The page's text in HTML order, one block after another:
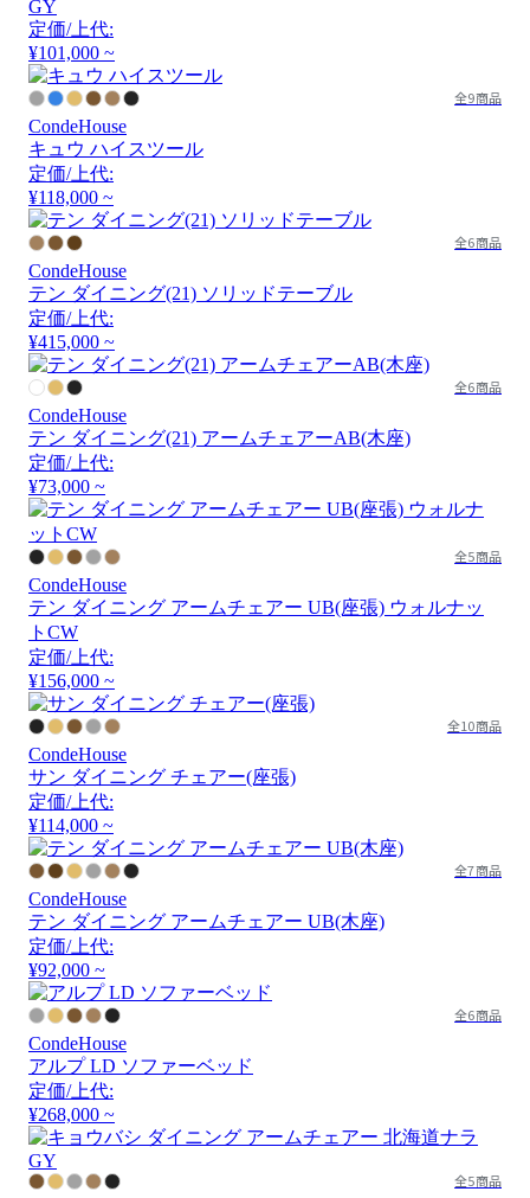
GY
定価/上代:
¥101,000 ~
全9商品
CondeHouse
キュウ ハイスツール
定価/上代:
¥118,000 ~
全6商品
CondeHouse
テン ダイニング(21) ソリッドテーブル
定価/上代:
¥415,000 ~
全6商品
CondeHouse
テン ダイニング(21) アームチェアーAB(木座)
定価/上代:
¥73,000 ~
全5商品
CondeHouse
テン ダイニング アームチェアー UB(座張) ウォルナッ
トCW
定価/上代:
¥156,000 ~
全10商品
CondeHouse
サン ダイニング チェアー(座張)
定価/上代:
¥114,000 ~
全7商品
CondeHouse
テン ダイニング アームチェアー UB(木座)
定価/上代:
¥92,000 ~
全6商品
CondeHouse
アルプ LD ソファーベッド
定価/上代:
¥268,000 ~
全5商品